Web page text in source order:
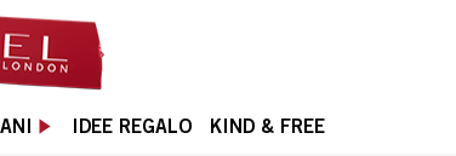
IDEE REGALO KIND & FREE